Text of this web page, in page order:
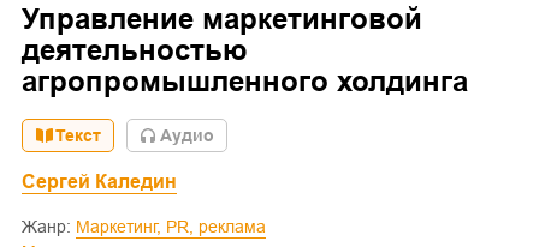
Управление маркетинговой
деятельностью
агропромышленного холдинга
Текст Aудио
Сергей Каледин
Жанр:
Маркетинг, PR, реклама